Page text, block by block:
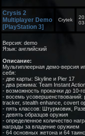
Crysis 2
Multiplayer Demo
[PlayStation 3]
Crytek
Версия: demo
Язык: английский
Описание:
Мультиплеерная демо-версия
себя:
- две карты: Skyline и Pier 17
- два режима: Team Instant
- возможность прокачки до 10-
- восемь усовершенствований:
tracker, stealth enhance, covert
- пять классов: Штурмовик,
- девять образцов оружия
- определенное количество
награды за владение оружием
- 64 основных жетона и 64